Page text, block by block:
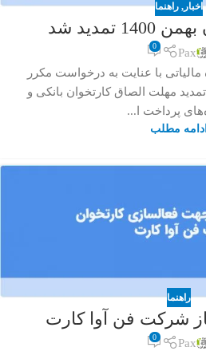
اخبار , راهنما
تمدید شد
Pax
0
مالیاتی با عنایت به درخواست مکرر
مهلت الصاق کارتخوان بانکی و
پرداخت ا...
ادامه مطلب
راهنما
شرکت فن آوا کارت
Pax
0